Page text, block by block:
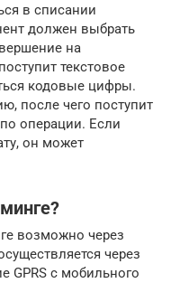
в списании
должен выбрать
на
текстовое
кодовые цифры.
после чего поступит
операции. Если
он может
возможно через
через
GPRS c мобильного